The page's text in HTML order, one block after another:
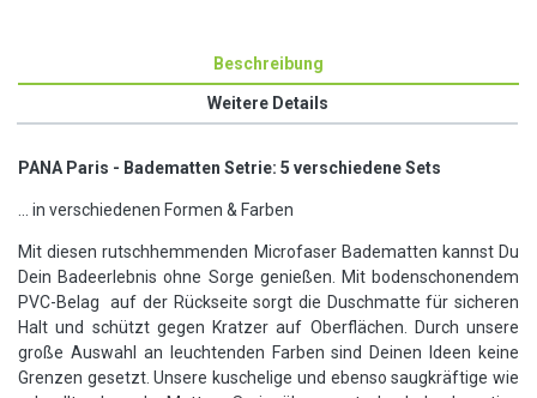
Beschreibung
Weitere Details
PANA Paris - Badematten Setrie: 5 verschiedene Sets
... in verschiedenen Formen & Farben
Mit diesen rutschhemmenden Microfaser Badematten kannst Du
Dein Badeerlebnis ohne Sorge genießen. Mit bodenschonendem
PVC-Belag auf der Rückseite sorgt die Duschmatte für sicheren
Halt und schützt gegen Kratzer auf Oberflächen. Durch unsere
große Auswahl an leuchtenden Farben sind Deinen Ideen keine
Grenzen gesetzt. Unsere kuschelige und ebenso saugkräftige wie